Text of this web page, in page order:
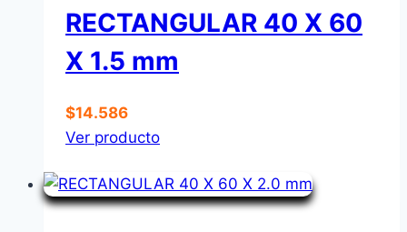
RECTANGULAR 40 X 60
X 1.5 mm
$14.586
Ver producto